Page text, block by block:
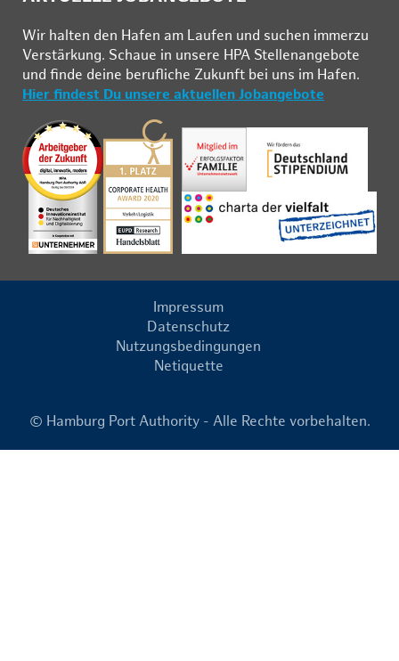
Wir hal­ten den Ha­fen am Lau­fen und su­chen im­mer­zu
Ver­stär­kung. Schau­e in un­se­re HPA Stel­len­an­ge­bo­te
und fin­de deine be­ruf­li­che Zu­kunft bei uns im Ha­fen.
Hier findest Du unsere aktuellen Jobangebote
Impressum
Datenschutz
Nutzungsbedingungen
Netiquette
© Hamburg Port Authority - Alle Rechte vorbehalten.